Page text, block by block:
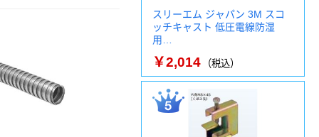
スリーエム ジャパン 3M スコ
ッチキャスト 低圧電線防湿
用…
￥2,014 （税込）